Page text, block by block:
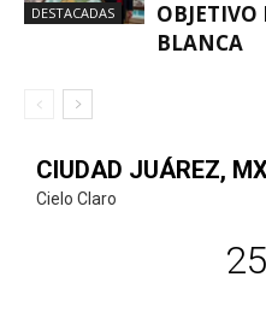
DESTACADAS
OBJETIVO
BLANCA
CIUDAD JUÁREZ,
Cielo Claro